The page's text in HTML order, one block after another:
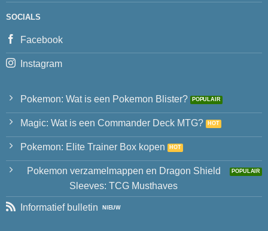
SOCIALS
Facebook
Instagram
Pokemon: Wat is een Pokemon Blister?
Magic: Wat is een Commander Deck MTG?
Pokemon: Elite Trainer Box kopen
Pokemon verzamelmappen en Dragon Shield
Sleeves: TCG Musthaves
Informatief bulletin